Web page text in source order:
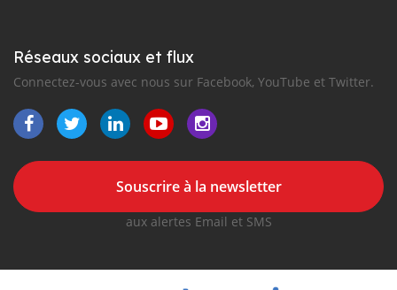
Réseaux sociaux et flux
Connectez-vous avec nous sur Facebook, YouTube et Twitter.
Souscrire à la newsletter
aux alertes Email et SMS